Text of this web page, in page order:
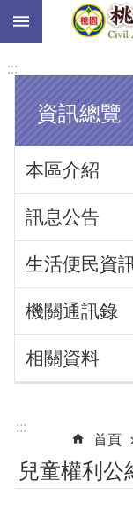
跳到主要內容區塊
:::
資訊總覽
本區介紹
訊息公告
生活便民資
機關通訊錄
相關資料
:::
首頁
兒童權利公